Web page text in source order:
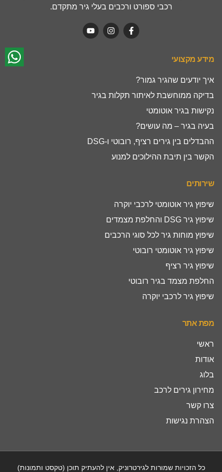
רכבי ספורט ורכבים בעלי גיר מתקדם.
מידע מקצועי
איך יודעים שהגיר גמור?
בדיקה ממוחשבת לאיתור תקלות בגיר
נקישות בגיר אוטומטי
בעיה בגיר – מה עושים?
ההבדלים בין גירים רציף, רובוטי ו-DSG
הקשר בין תיבת ההילוכים למנוע
שירותים
שיפוץ גיר אוטומטי לרכבי יוקרה
שיפוץ גיר DSG והחלפת מצמדים
שיפוץ מוחות גיר לכל סוגי הרכבים
שיפוץ גיר אוטומטי רובוטי
שיפוץ גיר רציף
החלפת מצמד בגיר רובוטי
שיפוץ גיר לרכבי יוקרה
מפת אתר
ראשי
אודות
בלוג
מחירון גירים לרכב
צרו קשר
הצהרת נגישות
כל הזכויות שמורות לגירטרוניק, אין להעתיק תוכן (טקסט ותמונות)